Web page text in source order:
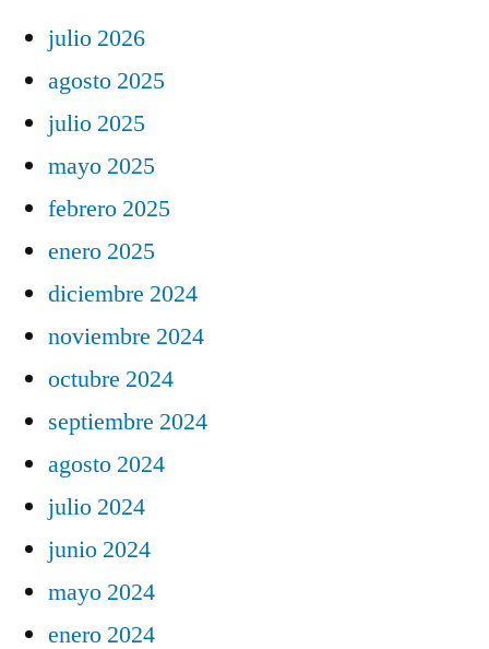
julio 2026
agosto 2025
julio 2025
mayo 2025
febrero 2025
enero 2025
diciembre 2024
noviembre 2024
octubre 2024
septiembre 2024
agosto 2024
julio 2024
junio 2024
mayo 2024
enero 2024